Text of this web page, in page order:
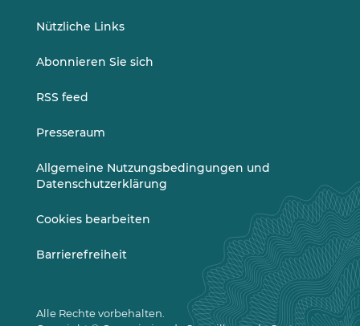
Nützliche Links
Abonnieren Sie sich
RSS feed
Presseraum
Allgemeine Nutzungsbedingungen und
Datenschutzerklärung
Cookies bearbeiten
Barrierefreiheit
Alle Rechte vorbehalten.